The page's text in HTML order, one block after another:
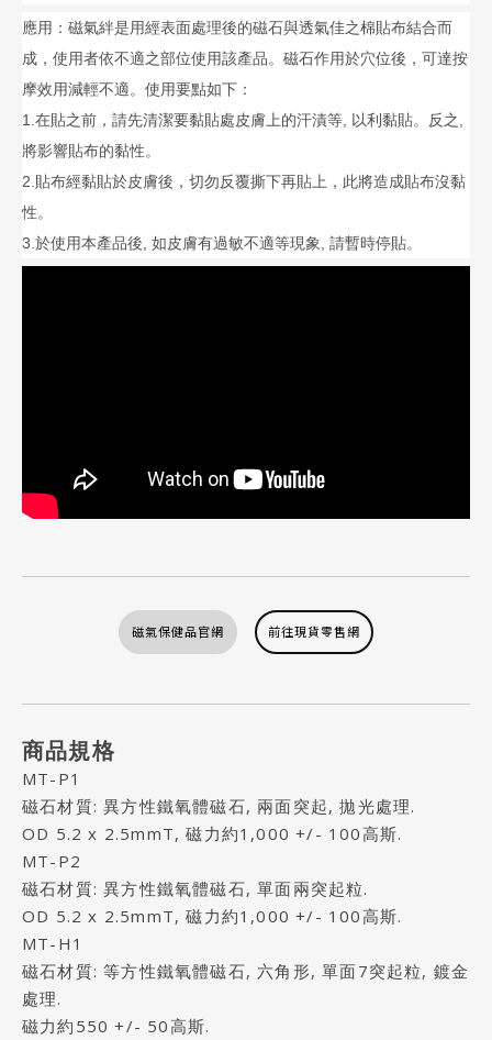
應用：磁氣絆是用經表面處理後的磁石與透氣佳之棉貼布結合而
成，使用者依不適之部位使用該產品。磁石作用於穴位後，可達按
摩效用減輕不適。使用要點如下：
1.在貼之前，請先清潔要黏貼處皮膚上的汗漬等, 以利黏貼。反之,
將影響貼布的黏性。
2.貼布經黏貼於皮膚後，切勿反覆撕下再貼上，此將造成貼布沒黏
性。
3.於使用本產品後, 如皮膚有過敏不適等現象, 請暫時停貼。
磁氣保健品官網 前往現貨零售網
商品規格
MT-P1
磁石材質: 異方性鐵氧體磁石, 兩面突起, 拋光處理.
OD 5.2 x 2.5mmT, 磁力約1,000 +/- 100高斯.
MT-P2
磁石材質: 異方性鐵氧體磁石, 單面兩突起粒.
OD 5.2 x 2.5mmT, 磁力約1,000 +/- 100高斯.
MT-H1
磁石材質: 等方性鐵氧體磁石, 六角形, 單面7突起粒, 鍍金
處理.
磁力約550 +/- 50高斯.